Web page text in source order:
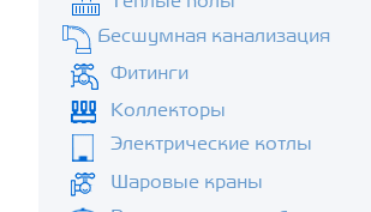
Бесшумная канализация
Фитинги
Коллекторы
Электрические котлы
Шаровые краны